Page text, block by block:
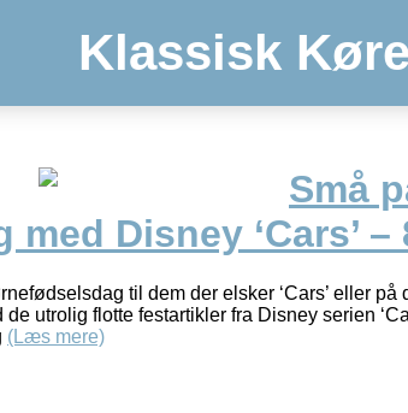
Klassisk
Små
Disney ‘Cars’ –
til dem der elsker ‘Cars’ eller på
utrolig flotte festartikler fra Disney serien
(Læs mere)